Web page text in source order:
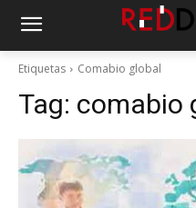
Etiquetas Comabio global
Tag: comabio